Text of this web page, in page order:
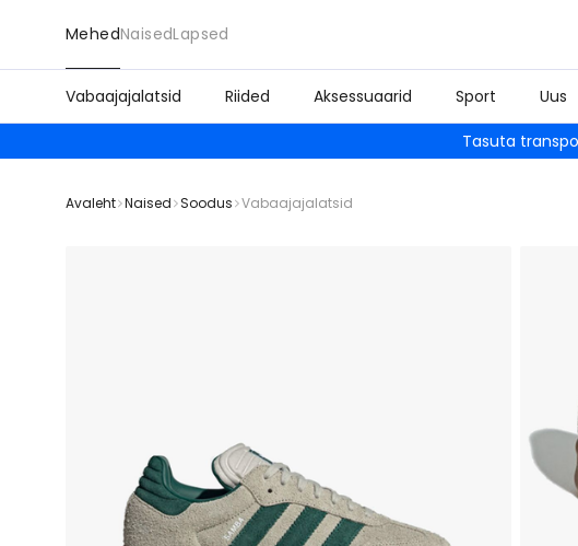
MehedNaisedLapsed
Vabaajajalatsid Riided Aksessuaarid Sport Uus
Tasuta
Avaleht Naised Soodus Vabaajajalatsid